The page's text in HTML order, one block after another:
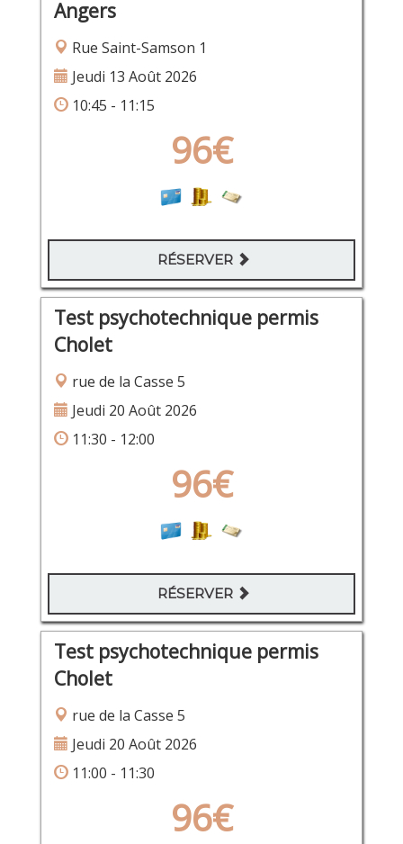
Angers
Rue Saint-Samson 1
Jeudi 13 Août 2026
10:45 - 11:15
96€
RÉSERVER
Test psychotechnique permis
Cholet
rue de la Casse 5
Jeudi 20 Août 2026
11:30 - 12:00
96€
RÉSERVER
Test psychotechnique permis
Cholet
rue de la Casse 5
Jeudi 20 Août 2026
11:00 - 11:30
96€